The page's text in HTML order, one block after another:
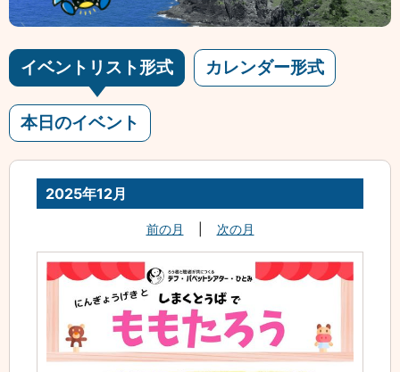
イベントリスト形式 カレンダー形式
本日のイベント
2025年12月
前の月 次の月